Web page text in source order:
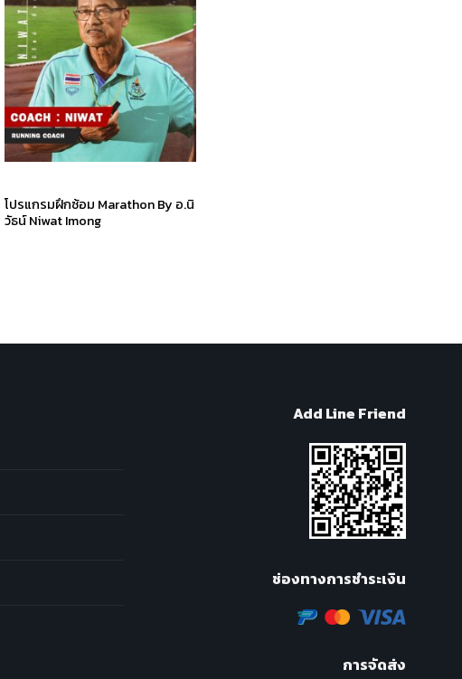
เก็บ
ใน
สินค้า
ที่ชอบ
โปรแกรมฝึกซ้อม Marathon By อ.นิ
วัธน์ Niwat Imong
Add Line Friend
ช่องทางการชำระเงิน
การจัดส่ง